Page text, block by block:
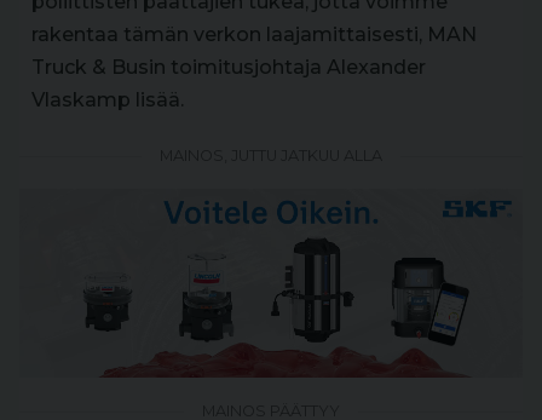
rakentaa tämän verkon laajamittaisesti, MAN
Truck & Busin toimitusjohtaja Alexander
Vlaskamp lisää.